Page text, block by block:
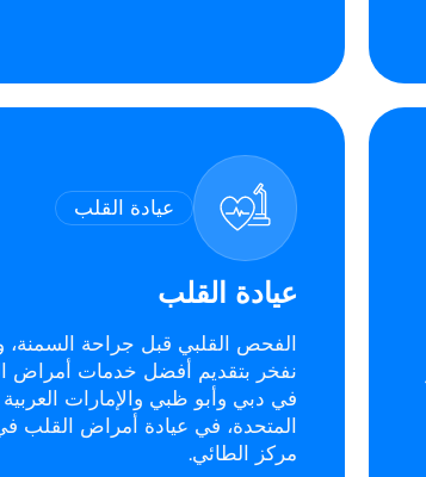
عيادة القلب
عيادة القلب
الفحص القلبي قبل جراحة السمنة،
نفخر بتقديم أفضل خدمات أمراض
في دبي وأبو ظبي والإمارات العربية
المتحدة، في عيادة أمراض القلب
مركز الطائي.